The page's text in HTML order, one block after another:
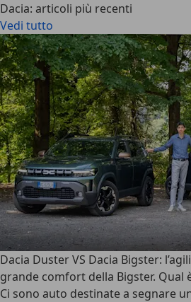
Dacia: articoli più recenti
Vedi tutto
Dacia Duster VS Dacia Bigster:
grande comfort della Bigster. Qual
Ci sono auto destinate a segnare